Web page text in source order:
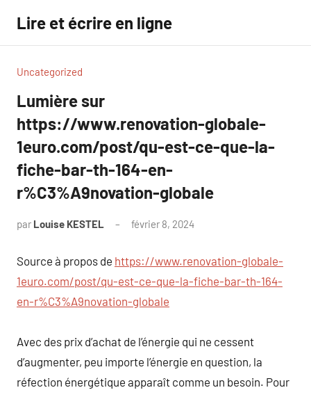
contenu
Lire et écrire en ligne
Uncategorized
Lumière sur
https://www.renovation-globale-
1euro.com/post/qu-est-ce-que-la-
fiche-bar-th-164-en-
r%C3%A9novation-globale
par Louise KESTEL février 8, 2024
Source à propos de https://www.renovation-globale-
1euro.com/post/qu-est-ce-que-la-fiche-bar-th-164-
en-r%C3%A9novation-globale
Avec des prix d’achat de l’énergie qui ne cessent
d’augmenter, peu importe l’énergie en question, la
réfection énergétique apparaît comme un besoin. Pour